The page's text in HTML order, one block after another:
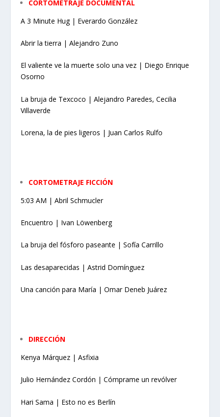
CORTOMETRAJE DOCUMENTAL
A 3 Minute Hug | Everardo González
Abrir la tierra | Alejandro Zuno
El valiente ve la muerte solo una vez | Diego Enrique
Osorno
La bruja de Texcoco | Alejandro Paredes, Cecilia
Villaverde
Lorena, la de pies ligeros | Juan Carlos Rulfo
CORTOMETRAJE FICCIÓN
5:03 AM | Abril Schmucler
Encuentro | Ivan Löwenberg
La bruja del fósforo paseante | Sofía Carrillo
Las desaparecidas | Astrid Domínguez
Una canción para María | Omar Deneb Juárez
DIRECCIÓN
Kenya Márquez | Asfixia
Julio Hernández Cordón | Cómprame un revólver
Hari Sama | Esto no es Berlín